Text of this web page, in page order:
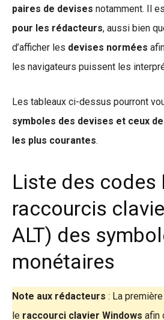
paires de devises notamment. Il
pour les rédacteurs, aussi bien
d’afficher les devises normées
les navigateurs puissent les
Les tableaux ci-dessus pourront
symboles des devises et ceux
les plus courantes.
Liste des codes
raccourcis
ALT) des
monétaires
Note aux rédacteurs : La
le raccourci clavier Windows afin